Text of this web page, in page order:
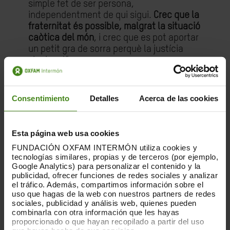
Consentimiento Detalles Acerca de las cookies
Esta página web usa cookies
FUNDACIÓN OXFAM INTERMÓN utiliza cookies y
tecnologías similares, propias y de terceros (por ejemplo,
Google Analytics) para personalizar el contenido y la
publicidad, ofrecer funciones de redes sociales y analizar
el tráfico. Además, compartimos información sobre el
uso que hagas de la web con nuestros partners de redes
sociales, publicidad y análisis web, quienes pueden
combinarla con otra información que les hayas
proporcionado o que hayan recopilado a partir del uso
simple fet de ser persona,
independentment de qui sigui. Crec que la
fraternitat és possible, malgrat la situació
caòtica del món, i crec que es pot aportar
un petit gra de sorra perquè la justícia
sigui real”.
voluntàries
. El 80% d’elles són dones que,
l’entitat, promovent el consum
responsable. També hi ha equips que
donen suport amb el seu activisme o amb
tasques de sensibilització a les diferents
iniciatives o campanyes de l’ONG sobre
emergències, canvi climàtic o lluita
contra la pobresa i la desigualtat.
L’equip celebra el Dia Internacional del